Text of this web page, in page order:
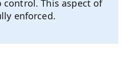
This aspect of
enforced.